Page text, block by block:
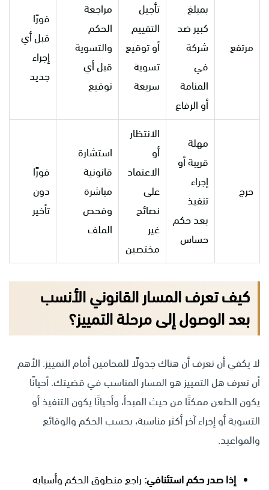
مرتفع
بمبلغ
كبير ضد
شركة
في
المنامة
أو الرفاع
تأجيل
التقييم
أو توقيع
تسوية
سريعة
مراجعة
الحكم
والتسوية
قبل أي
توقيع
فورًا
قبل أي
إجراء
جديد
حرج
مهلة
قريبة أو
إجراء
تنفيذ
بعد حكم
حساس
الانتظار
أو
الاعتماد
على
نصائح
غير
مختصين
استشارة
قانونية
مباشرة
وفحص
الملف
فورًا
دون
تأخير
كيف تعرف المسار القانوني الأنسب
بعد الوصول إلى مرحلة التمييز؟
لا يكفي أن تعرف أن هناك جدولًا للمحامين أمام التمييز. الأهم
أن تعرف هل التمييز هو المسار المناسب في قضيتك. أحيانًا
يكون الطعن ممكنًا من حيث المبدأ، وأحيانًا يكون التنفيذ أو
التسوية أو إجراء آخر أكثر مناسبة، بحسب الحكم والوقائع
والمواعيد.
إذا صدر حكم استئنافي: راجع منطوق الحكم وأسبابه